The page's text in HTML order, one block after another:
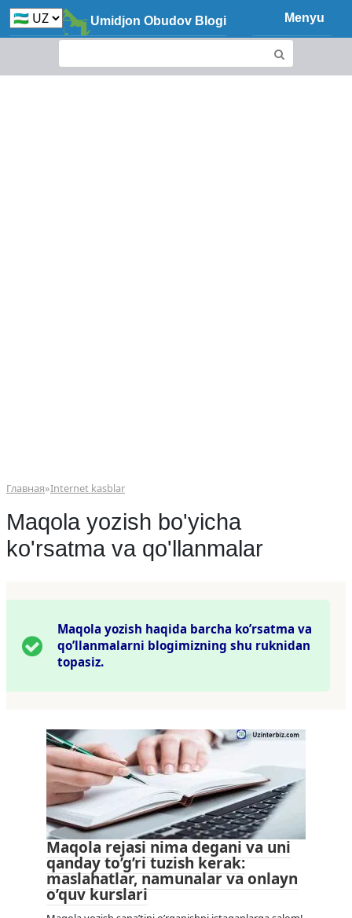
Skip
to
Umidjon Obudov Blogi Menyu
Главная»Internet kasblar
Maqola yozish bo'yicha
ko'rsatma va qo'llanmalar
Maqola yozish haqida barcha ko’rsatma va
qo’llanmalarni blogimizning shu ruknidan
topasiz.
Maqola rejasi nima degani va uni
qanday to’g’ri tuzish kerak:
maslahatlar, namunalar va onlayn
o’quv kurslari